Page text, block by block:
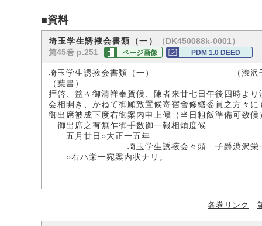
■資料
埼玉学生誘掖会書類（一）
（DK450088k-0001）
第45巻 p.251
ページ画像 PDM 1.0 DEED
埼玉学生誘掖会書類（一） （渋沢子
（葉書）
拝啓、益々御清祥奉賀候、陳者来廿七日午後四時よ
会相開き、かねて御願致置候寄宿舎修繕委員之方々
御出席被成下度右御案内申上候（当日粗飯準備可致候
御出席之有無乍御手数御一報相煩度候
五月廿日○大正一五年
埼玉学生誘掖会々頭 子爵渋沢栄
○右ハ栄一宛案内状ナリ。
各巻リンク